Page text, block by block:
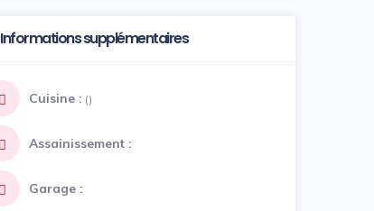
Informations supplémentaires
Cuisine : ()
Assainissement :
Garage :